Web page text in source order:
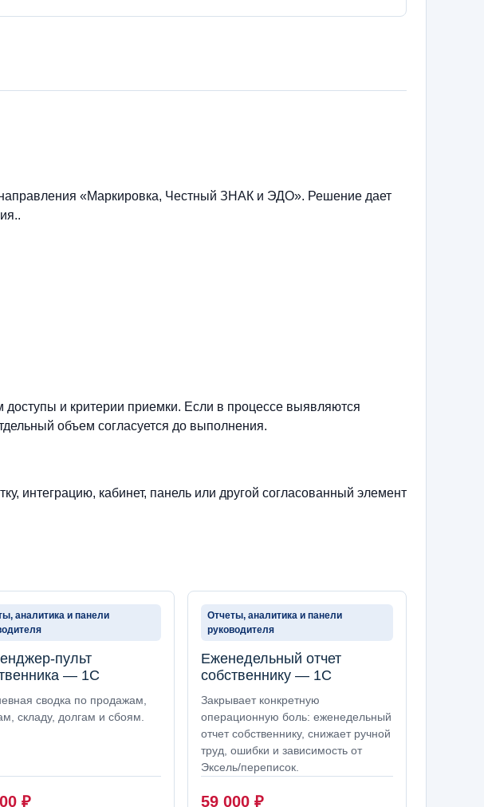
«Маркировка, Честный ЗНАК и ЭДО». Решение дает
и критерии приемки. Если в процессе выявляются
объем согласуется до выполнения.
интеграцию, кабинет, панель или другой согласованный элемент
аналитика и панели
пульт
— 1С
сводка по продажам,
складу, долгам и сбоям.
₽
Отчеты, аналитика и панели
руководителя
Еженедельный отчет
собственнику — 1С
Закрывает конкретную
операционную боль: еженедельный
отчет собственнику, снижает ручной
труд, ошибки и зависимость от
Эксель/переписок.
59 000 ₽